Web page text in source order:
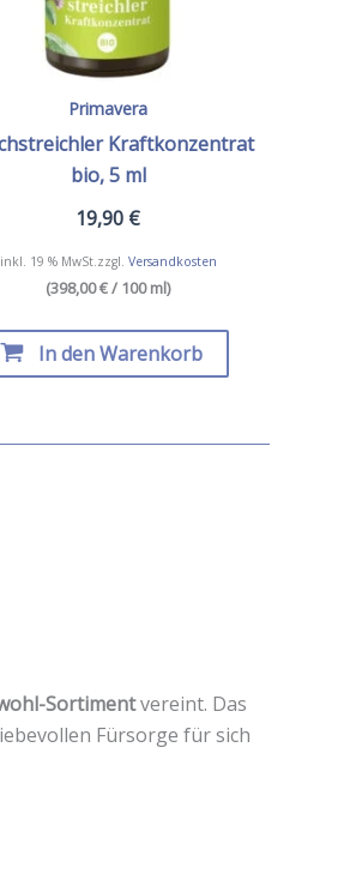
Primavera
Kraftkonzentrat
bio, 5 ml
19,90 €
inkl. 19 % MwSt.zzgl. Versandkosten
(398,00 € / 100 ml)
In den Warenkorb
Sortimentvereint. Das
Fürsorge für sich